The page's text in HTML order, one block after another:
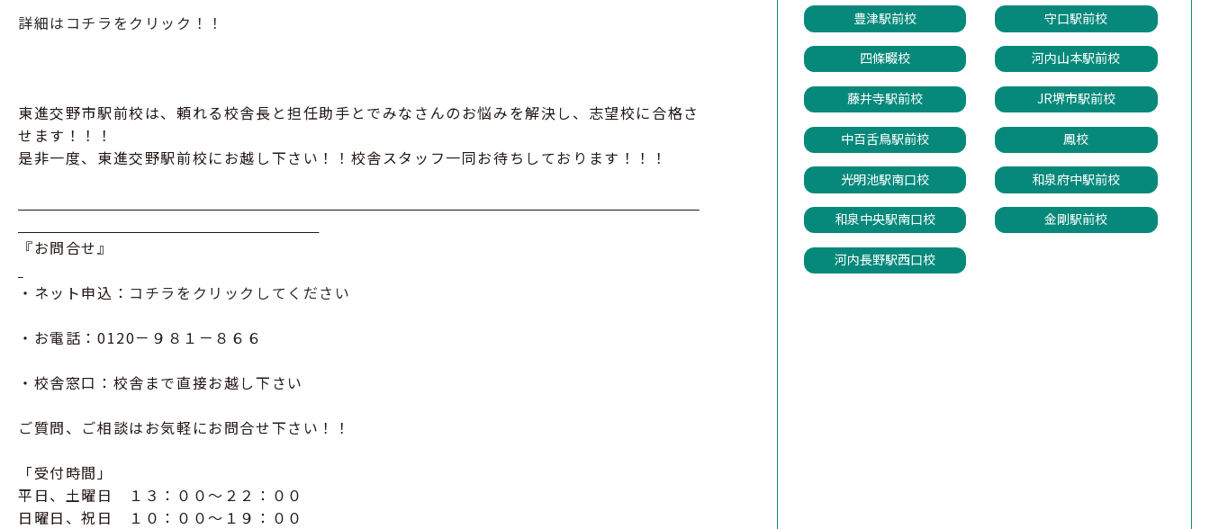
詳細はコチラをクリック！！
東進交野市駅前校は、頼れる校舎長と担任助手とでみなさんのお悩みを解決し、志望校に合格さ
せます！！！
是非一度、東進交野駅前校にお越し下さい！！校舎スタッフ一同お待ちしております！！！
『お問合せ』
・ネット申込： コチラをクリックしてください
・お電話：0120－９８１－８６６
・校舎窓口：校舎まで直接お越し下さい
ご質問、ご相談はお気軽にお問合せ下さい！！
「受付時間」
平日、土曜日 １３：００～２２：００
日曜日、祝日 １０：００～１９：００
豊津駅前校 守口駅前校
四條畷校 河内山本駅前校
藤井寺駅前校 JR堺市駅前校
中百舌鳥駅前校 鳳校
光明池駅南口校 和泉府中駅前校
和泉中央駅南口校 金剛駅前校
河内長野駅西口校